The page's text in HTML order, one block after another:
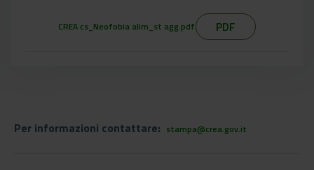
CREA cs_Neofobia alim_st agg.pdf PDF
Per informazioni contattare: stampa@crea.gov.it